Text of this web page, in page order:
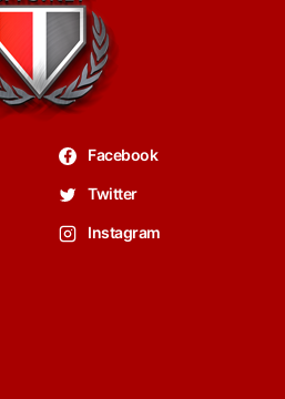
Facebook
Twitter
Instagram